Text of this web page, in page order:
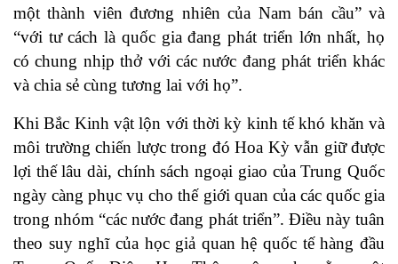
một thành viên đương nhiên của Nam bán cầu” và
“với tư cách là quốc gia đang phát triển lớn nhất, họ
có chung nhịp thở với các nước đang phát triển khác
và chia sẻ cùng tương lai với họ”.
Khi Bắc Kinh vật lộn với thời kỳ kinh tế khó khăn và
môi trường chiến lược trong đó Hoa Kỳ vẫn giữ được
lợi thế lâu dài, chính sách ngoại giao của Trung Quốc
ngày càng phục vụ cho thế giới quan của các quốc gia
trong nhóm “các nước đang phát triển”. Điều này tuân
theo suy nghĩ của học giả quan hệ quốc tế hàng đầu